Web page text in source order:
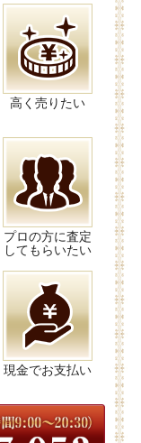
高く売りたい
プロの方に査定
してもらいたい
現金でお支払い